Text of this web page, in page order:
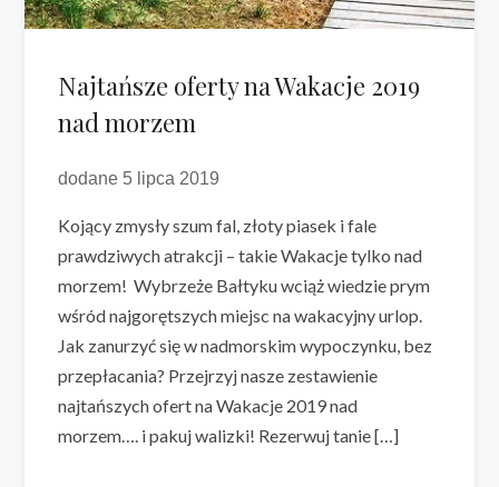
Najtańsze oferty na Wakacje 2019
nad morzem
dodane 5 lipca 2019
Kojący zmysły szum fal, złoty piasek i fale
prawdziwych atrakcji – takie Wakacje tylko nad
morzem! Wybrzeże Bałtyku wciąż wiedzie prym
wśród najgorętszych miejsc na wakacyjny urlop.
Jak zanurzyć się w nadmorskim wypoczynku, bez
przepłacania? Przejrzyj nasze zestawienie
najtańszych ofert na Wakacje 2019 nad
morzem…. i pakuj walizki! Rezerwuj tanie […]